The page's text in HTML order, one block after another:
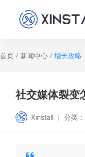
首页 / 新闻中心 / 增长攻略
社交媒体裂变
Xinstall 分类：